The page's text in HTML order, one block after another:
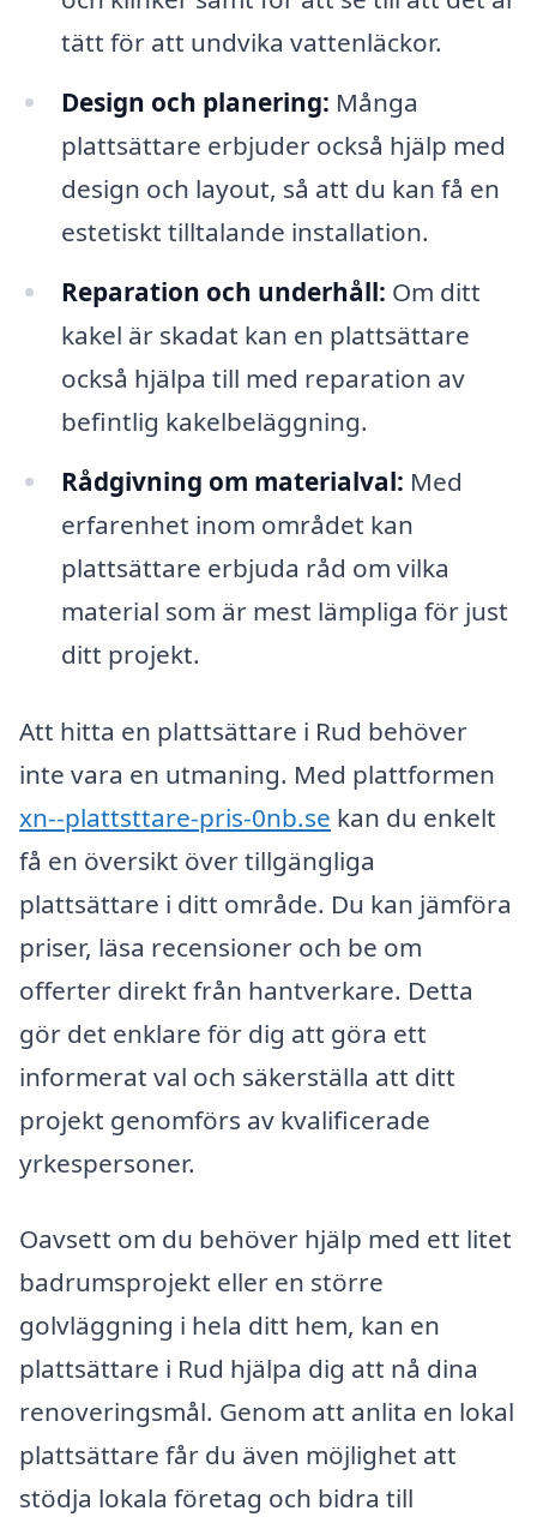
tätt för att undvika vattenläckor.
Design och planering: Många
plattsättare erbjuder också hjälp med
design och layout, så att du kan få en
estetiskt tilltalande installation.
Reparation och underhåll: Om ditt
kakel är skadat kan en plattsättare
också hjälpa till med reparation av
befintlig kakelbeläggning.
Rådgivning om materialval: Med
erfarenhet inom området kan
plattsättare erbjuda råd om vilka
material som är mest lämpliga för just
ditt projekt.
Att hitta en plattsättare i Rud behöver
inte vara en utmaning. Med plattformen
xn--plattsttare-pris-0nb.se kan du enkelt
få en översikt över tillgängliga
plattsättare i ditt område. Du kan jämföra
priser, läsa recensioner och be om
offerter direkt från hantverkare. Detta
gör det enklare för dig att göra ett
informerat val och säkerställa att ditt
projekt genomförs av kvalificerade
yrkespersoner.
Oavsett om du behöver hjälp med ett litet
badrumsprojekt eller en större
golvläggning i hela ditt hem, kan en
plattsättare i Rud hjälpa dig att nå dina
renoveringsmål. Genom att anlita en lokal
plattsättare får du även möjlighet att
stödja lokala företag och bidra till